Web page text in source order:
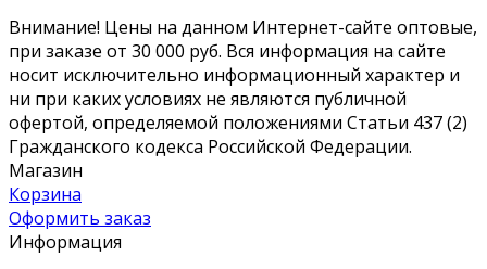
Внимание! Цены на данном Интернет-сайте оптовые,
при заказе от 30 000 руб. Вся информация на сайте
носит исключительно информационный характер и
ни при каких условиях не являются публичной
офертой, определяемой положениями Статьи 437 (2)
Гражданского кодекса Российской Федерации.
Магазин
Корзина
Оформить заказ
Информация